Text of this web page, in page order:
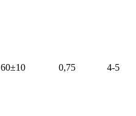
60±10 0,75 4-5